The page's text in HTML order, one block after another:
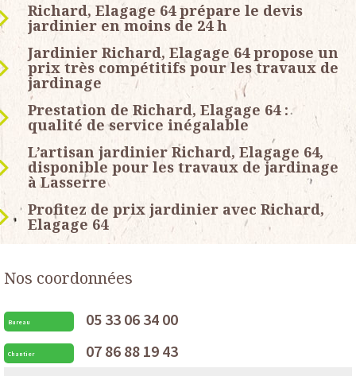
Richard, Elagage 64 prépare le devis
jardinier en moins de 24 h
Jardinier Richard, Elagage 64 propose un
prix très compétitifs pour les travaux de
jardinage
Prestation de Richard, Elagage 64 :
qualité de service inégalable
L’artisan jardinier Richard, Elagage 64,
disponible pour les travaux de jardinage
à Lasserre
Profitez de prix jardinier avec Richard,
Elagage 64
Nos coordonnées
Bureau 05 33 06 34 00
Chantier 07 86 88 19 43